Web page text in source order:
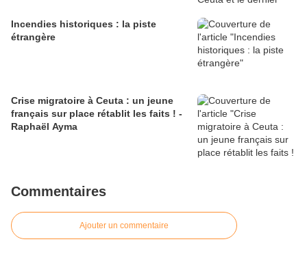
Incendies historiques : la piste
étrangère
Crise migratoire à Ceuta : un jeune
français sur place rétablit les faits ! -
Raphaël Ayma
Commentaires
Ajouter un commentaire